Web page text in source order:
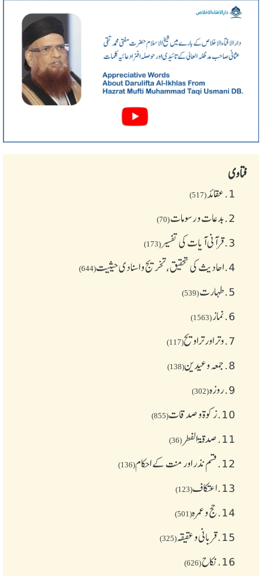
فتاوی
1. عقائد(517)
2. بدعات و رسومات(70)
3. قرآنی آیات کی تفسیر(173)
4. احادیث کی تحقیق، تخریج و اسنادی حیثیت(644)
5. طهارت(539)
6. نماز(1563)
7. وتر اور تراویح(117)
8. جمعہ وعیدین(138)
9. روزہ(302)
10. زکوة و صدقات(855)
11. صدقۃ الفطر (36)
12. قسم نذر اور منت کے احکام(136)
13. اعتکاف(123)
14. حج و عمرہ(501)
15. قربانی و عقیقہ(325)
16. نکاح(626)